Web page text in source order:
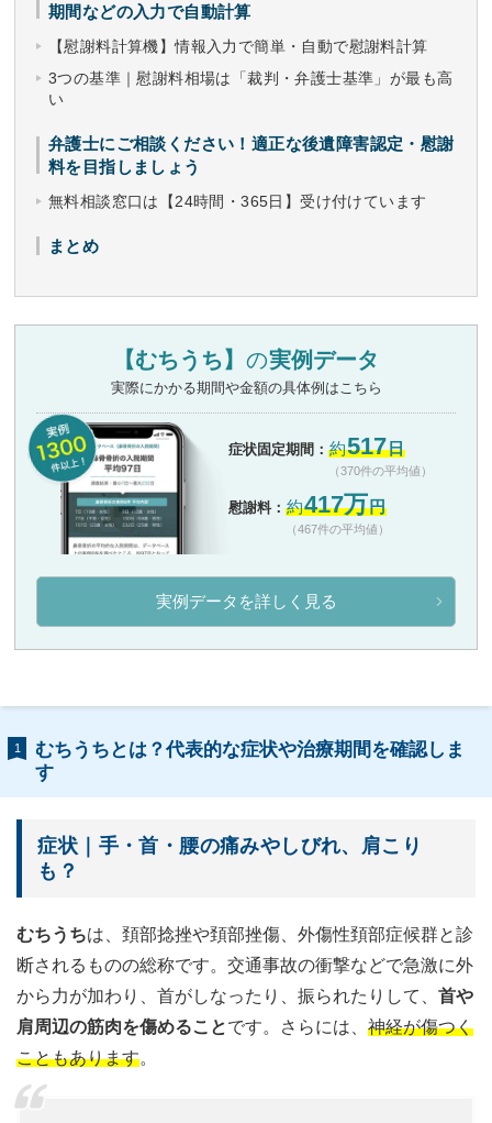
期間などの入力で自動計算
【慰謝料計算機】情報入力で簡単・自動で慰謝料計算
3つの基準｜慰謝料相場は「裁判・弁護士基準」が最も高
い
弁護士にご相談ください！適正な後遺障害認定・慰謝
料を目指しましょう
無料相談窓口は【24時間・365日】受け付けています
まとめ
【むちうち】 の実例データ
実際にかかる期間や金額の具体例はこちら
症状固定期間： 約517日
（370件の平均値）
慰謝料： 約417万円
（467件の平均値）
実例データを詳しく見る
1
むちうちとは？代表的な症状や治療期間を確認しま
す
症状｜手・首・腰の痛みやしびれ、肩こり
も？
むちうちは、頚部捻挫や頚部挫傷、外傷性頚部症候群と診
断されるものの総称です。交通事故の衝撃などで急激に外
から力が加わり、首がしなったり、振られたりして、 首や
肩周辺の筋肉を傷めることです。さらには、 神経が傷つく
こともあります。